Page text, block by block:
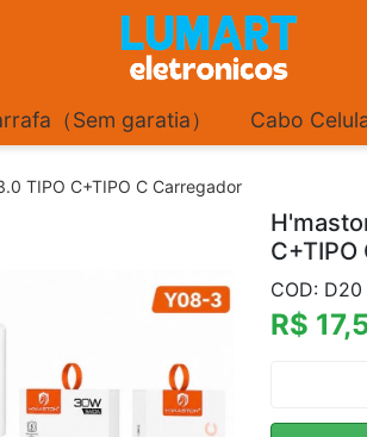
（Sem garatia） Cabo
TIPO C+TIPO C Carregador
COD: D20
R$